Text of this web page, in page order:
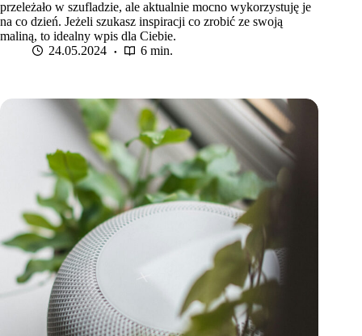
przeleżało w szufladzie, ale aktualnie mocno wykorzystuję je
na co dzień. Jeżeli szukasz inspiracji co zrobić ze swoją
maliną, to idealny wpis dla Ciebie.
24.05.2024
6 min.